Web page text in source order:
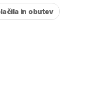
in obutev